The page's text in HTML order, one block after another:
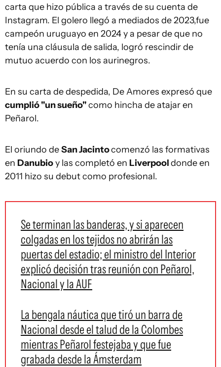
carta que hizo pública a través de su cuenta de
Instagram. El golero llegó a mediados de 2023,fue
campeón uruguayo en 2024 y a pesar de que no
tenía una cláusula de salida, logró rescindir de
mutuo acuerdo con los aurinegros.
En su carta de despedida, De Amores expresó que
cumplió "un sueño"como hincha de atajar en
Peñarol.
El oriundo deSan Jacintocomenzó las formativas
en Danubioy las completó en Liverpooldonde en
2011 hizo su debut como profesional.
Se terminan las banderas, y si aparecen
colgadas en los tejidos no abrirán las
puertas del estadio; el ministro del Interior
explicó decisión tras reunión con Peñarol,
Nacional y la AUF
La bengala náutica que tiró un barra de
Nacional desde el talud de la Colombes
mientras Peñarol festejaba y que fue
grabada desde la Ámsterdam